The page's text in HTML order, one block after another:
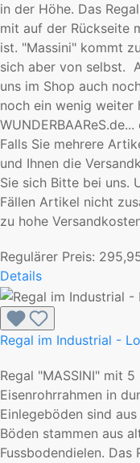
in der Höhe. Das
mit auf der Rückseite
ist. "Massini" kommt
sich aber von selbst.
uns im Shop auch
noch ein wenig weiter
Falls Sie mehrere
und Ihnen die
Sie sich Bitte bei uns.
Fällen Artikel nicht
zu hohe
Regulärer Preis:
Details
Regal im Industrial -
Regal "MASSINI" mit
Eisenrohrrahmen in
Einlegeböden sind
Böden stammen aus
Fussbodendielen. Das